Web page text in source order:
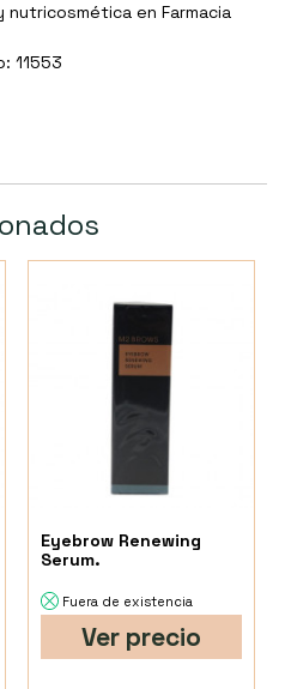
nutricosmética en Farmacia
11553
Eyebrow Renewing
Serum.
Fuera de existencia
Ver precio